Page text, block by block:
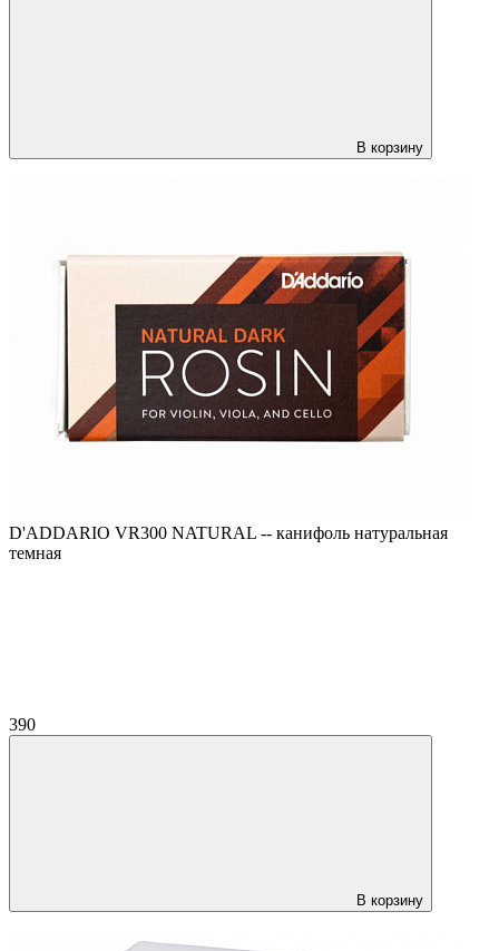
В корзину
D'ADDARIO VR300 NATURAL -- канифоль натуральная
темная
390
В корзину